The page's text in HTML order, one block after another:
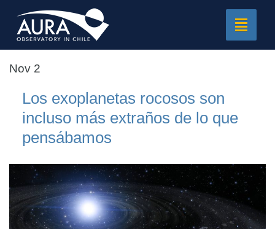
Toggle
Nov 2
Los exoplanetas rocosos son
incluso más extraños de lo que
pensábamos